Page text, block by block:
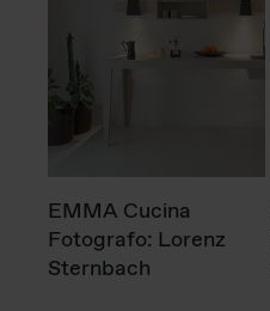
EMMA Cucina
Fotografo: Lorenz
Sternbach